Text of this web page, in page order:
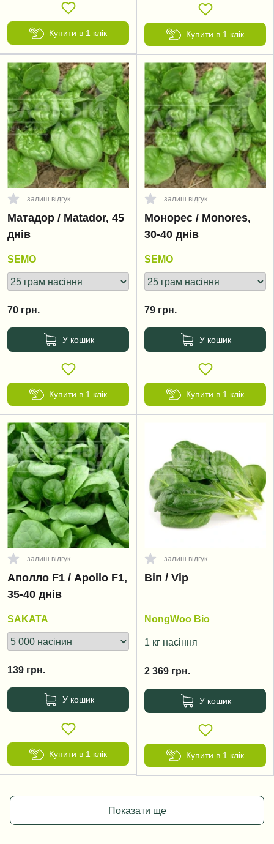
Купити в 1 клік Купити в 1 клік
залиш відгук
Матадор / Matador, 45
днів
SEMO
70 грн.
У кошик
Купити в 1 клік
залиш відгук
Монорес / Monores,
30-40 днів
SEMO
79 грн.
У кошик
Купити в 1 клік
залиш відгук
Аполло F1 / Apollo F1,
35-40 днів
SAKATA
139 грн.
У кошик
Купити в 1 клік
залиш відгук
Віп / Vip
NongWoo Bio
1 кг насіння
2 369 грн.
У кошик
Купити в 1 клік
Показати ще